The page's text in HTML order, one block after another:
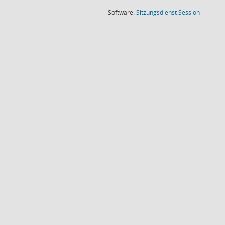
Software:SitzungsdienstSession(Wird in